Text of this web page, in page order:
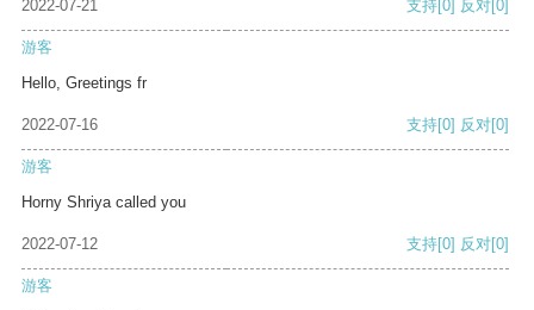
2022-07-21 支持[0] 反对[0]
游客
Hello, Greetings fr
2022-07-16 支持[0] 反对[0]
游客
Horny Shriya called you
2022-07-12 支持[0] 反对[0]
游客